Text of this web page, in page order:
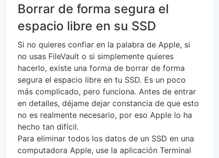
Borrar de forma segura el
espacio libre en su SSD
Si no quieres confiar en la palabra de Apple, si
no usas FileVault o si simplemente quieres
hacerlo, existe una forma de borrar de forma
segura el espacio libre en tu SSD. Es un poco
más complicado, pero funciona. Antes de entrar
en detalles, déjame dejar constancia de que esto
no es realmente necesario, por eso Apple lo ha
hecho tan difícil.
Para eliminar todos los datos de un SSD en una
computadora Apple, use la aplicación Terminal